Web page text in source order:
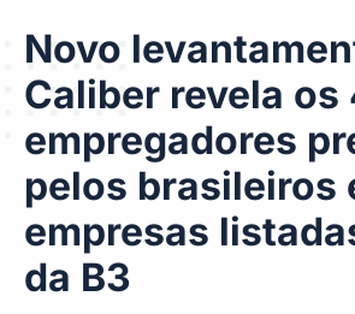
Novo
Caliber revela os
empregadores
pelos brasileiros
empresas
da B3